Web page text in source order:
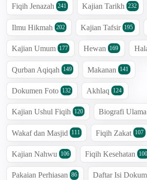
Fiqih Jenazah 241 Kajian Tarikh 232
Ilmu Hikmah 202 Kajian Tafsir 195
Kajian Umum 177 Hewan 169
Qurban Aqiqah 149 Makanan 141
Dokumen Foto 132 Akhlaq 124
Kajian Ushul Fiqih 120 Biografi
Wakaf dan Masjid 111 Fiqih Zakat 107
Kajian Nahwu 106 Fiqih Kesehatan 100
Pakaian Perhiasan 86 Daftar Isi